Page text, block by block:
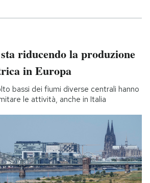
riducendo la produzione
in Europa
bassi dei fiumi diverse centrali hanno
le attività, anche in Italia